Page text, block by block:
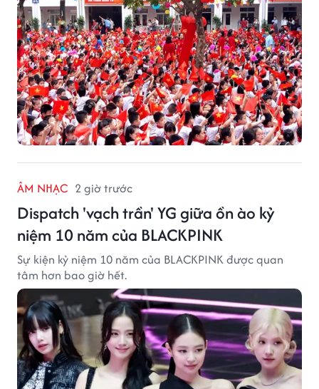
ÂM NHẠC 2 giờ trước
Dispatch 'vạch trần' YG giữa ồn ào kỷ
niệm 10 năm của BLACKPINK
Sự kiện kỷ niệm 10 năm của BLACKPINK được quan
tâm hơn bao giờ hết.